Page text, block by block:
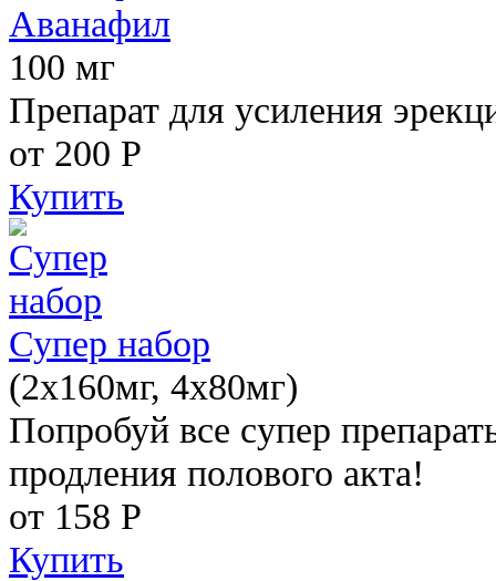
Аванафил
100 мг
Препарат для усиления
от 200 Р
Купить
Супер набор
(2х160мг, 4х80мг)
Попробуй все супер
продления полового акта!
от 158 Р
Купить